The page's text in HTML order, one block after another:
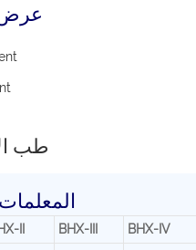
عرض
طب
II BHX-III
BHX-IV